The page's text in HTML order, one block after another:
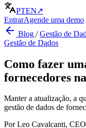
PTEN↗
EntrarAgende uma demo
Blog /Gestão de
Gestão de Dados
Como fazer
fornecedores
Manter a atualização, a
gestão de dados de
Por Leo Cavalcanti,